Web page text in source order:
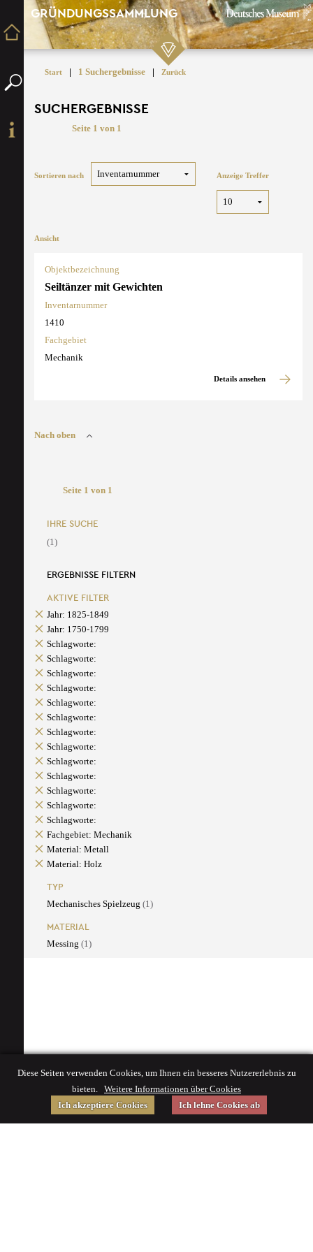
GRÜNDUNGSSAMMLUNG
Start | 1 Suchergebnisse | Zurück
SUCHERGEBNISSE
Seite 1 von 1
Sortieren nach Anzeige Treffer
Ansicht
Objektbezeichnung
Seiltänzer mit Gewichten
Inventarnummer
1410
Fachgebiet
Mechanik
Details ansehen
Nach oben
Seite 1 von 1
IHRE SUCHE
(1)
ERGEBNISSE FILTERN
AKTIVE FILTER
Jahr: 1825-1849
Jahr: 1750-1799
Schlagworte:
Schlagworte:
Schlagworte:
Schlagworte:
Schlagworte:
Schlagworte:
Schlagworte:
Schlagworte:
Schlagworte:
Schlagworte:
Schlagworte:
Schlagworte:
Schlagworte:
Fachgebiet: Mechanik
Material: Metall
Material: Holz
TYP
Mechanisches Spielzeug (1)
MATERIAL
Messing (1)
Diese Seiten verwenden Cookies, um Ihnen ein besseres Nutzererlebnis zu
bieten. Weitere Informationen über Cookies
Ich akzeptiere Cookies
Ich lehne Cookies ab